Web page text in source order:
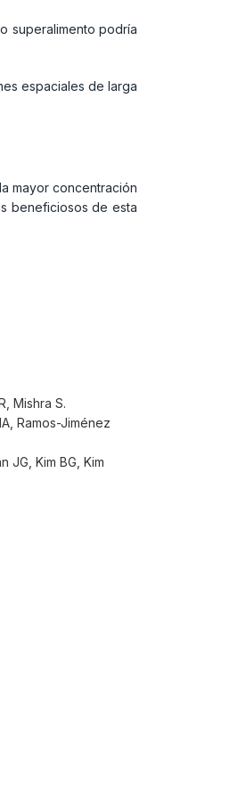
superalimento podría
espaciales de larga
mayor concentración
beneficiosos de esta
Mishra S.
Ramos-Jiménez
JG, Kim BG, Kim